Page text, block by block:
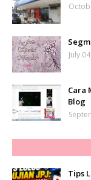
July
Cara
Blog
Tips